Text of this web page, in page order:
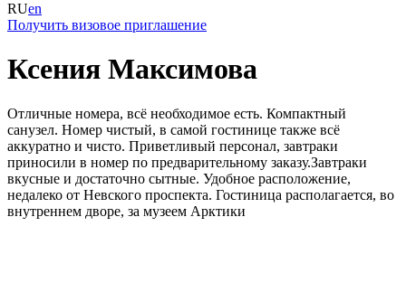
RUen
Получить визовое приглашение
Ксения Максимова
Отличные номера, всё необходимое есть. Компактный
санузел. Номер чистый, в самой гостинице также всё
аккуратно и чисто. Приветливый персонал, завтраки
приносили в номер по предварительному заказу.Завтраки
вкусные и достаточно сытные. Удобное расположение,
недалеко от Невского проспекта. Гостиница располагается, во
внутреннем дворе, за музеем Арктики